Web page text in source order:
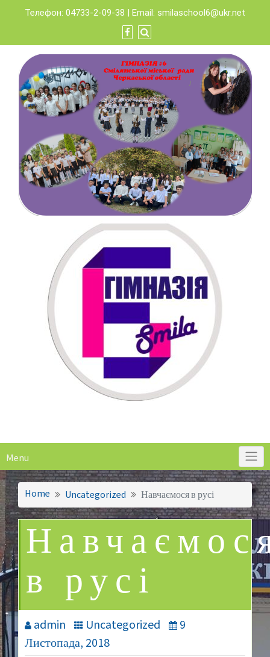
content
Телефон: 04733-2-09-38 | Email: smilaschool6@ukr.net
Menu
Home Uncategorized Навчаємося в русі
в русі
admin Uncategorized
9
Листопада, 2018